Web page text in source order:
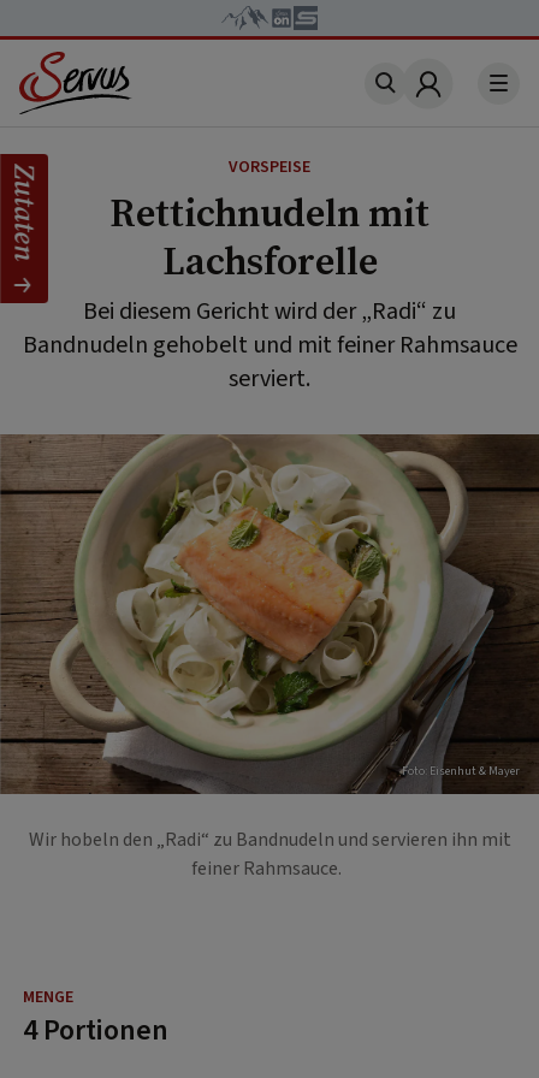
Account
VORSPEISE
Rettichnudeln mit
Lachsforelle
Bei diesem Gericht wird der „Radi“ zu
Bandnudeln gehobelt und mit feiner Rahmsauce
serviert.
Foto: Eisenhut & Mayer
Wir hobeln den „Radi“ zu Bandnudeln und servieren ihn mit
feiner Rahmsauce.
4 Portionen
Zutaten